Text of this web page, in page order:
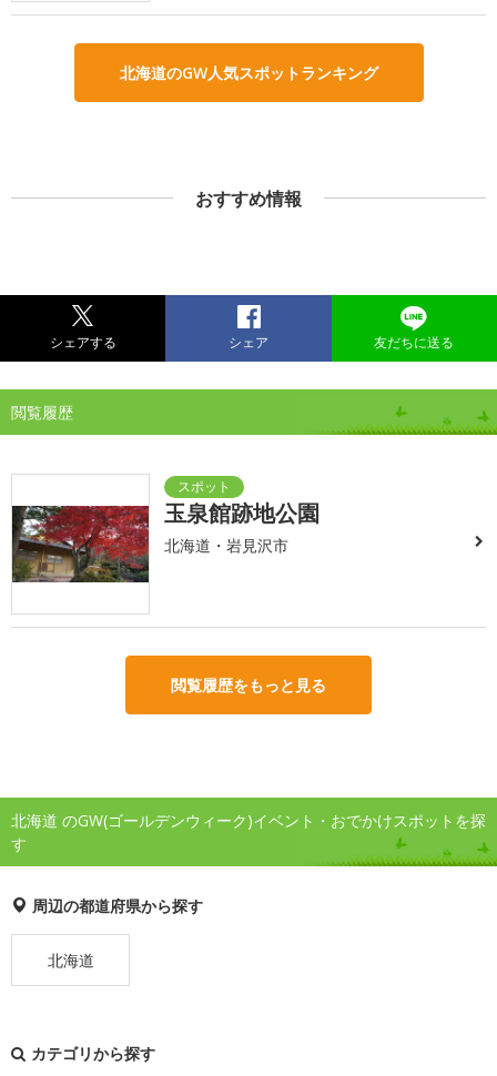
北海道のGW人気スポットランキング
おすすめ情報
シェアする シェア 友だちに送る
閲覧履歴
玉泉館跡地公園
北海道・岩見沢市
閲覧履歴をもっと見る
北海道 のGW(ゴールデンウィーク)イベント・おでかけスポットを探
す
周辺の都道府県から探す
北海道
カテゴリから探す